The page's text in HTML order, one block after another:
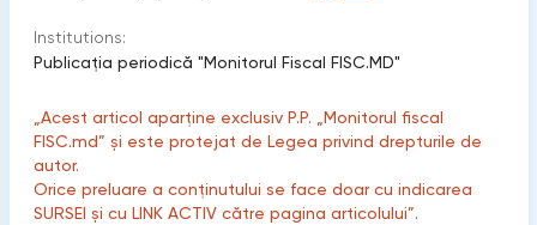
Institutions:
Publicaţia periodică "Monitorul Fiscal FISC.MD"
„Acest articol aparține exclusiv P.P. „Monitorul fiscal
FISC.md” și este protejat de Legea privind drepturile de
autor.
Orice preluare a conținutului se face doar cu indicarea
SURSEI și cu LINK ACTIV către pagina articolului”.